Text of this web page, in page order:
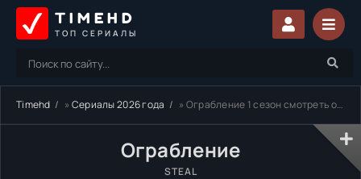
TIMEHD
ТОП СЕРИАЛЫ
Timehd »Сериалы 2026 года » Ограбление 1 сезон смотреть онлайн бесплатно
Ограбление
STEAL